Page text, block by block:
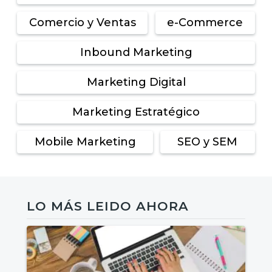
Comercio y Ventas e-Commerce
Inbound Marketing
Marketing Digital
Marketing Estratégico
Mobile Marketing SEO y SEM
LO MÁS LEIDO AHORA